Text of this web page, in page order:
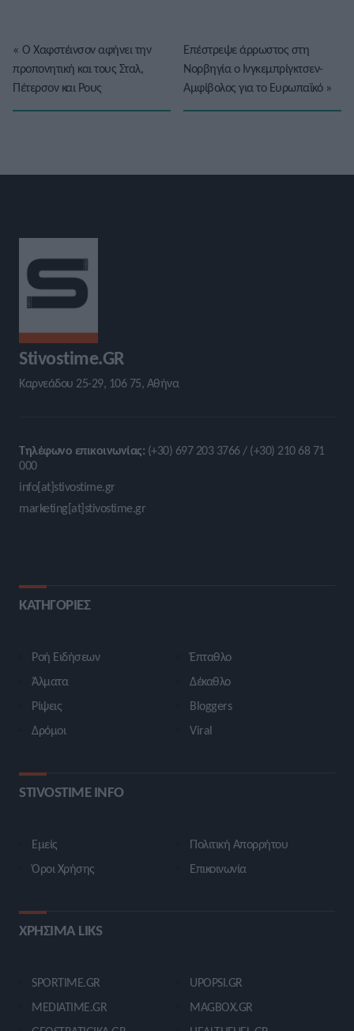
« Ο Χαφστέινσον αφήνει την
προπονητική και τους Σταλ,
Πέτερσον και Ρους
Επέστρεψε άρρωστος στη
Νορβηγία ο Ινγκεμπρίγκτσεν-
Αμφίβολος για το Ευρωπαϊκό»
Stivostime.GR
Καρνεάδου 25-29, 106 75, Αθήνα
Τηλέφωνο επικοινωνίας: (+30) 697 203 3766 / (+30) 210 68 71
000
info[at]stivostime.gr
marketing[at]stivostime.gr
ΚΑΤΗΓΟΡΙΕΣ
Ροή Ειδήσεων
Άλματα
Ρίψεις
Δρόμοι
Έπταθλο
Δέκαθλο
Bloggers
Viral
STIVOSTIME INFO
Εμείς
Όροι Χρήσης
Πολιτική Απορρήτου
Επικοινωνία
ΧΡΗΣΙΜΑ LIKS
SPORTIME.GR
MEDIATIME.GR
UPOPSI.GR
MAGBOX.GR